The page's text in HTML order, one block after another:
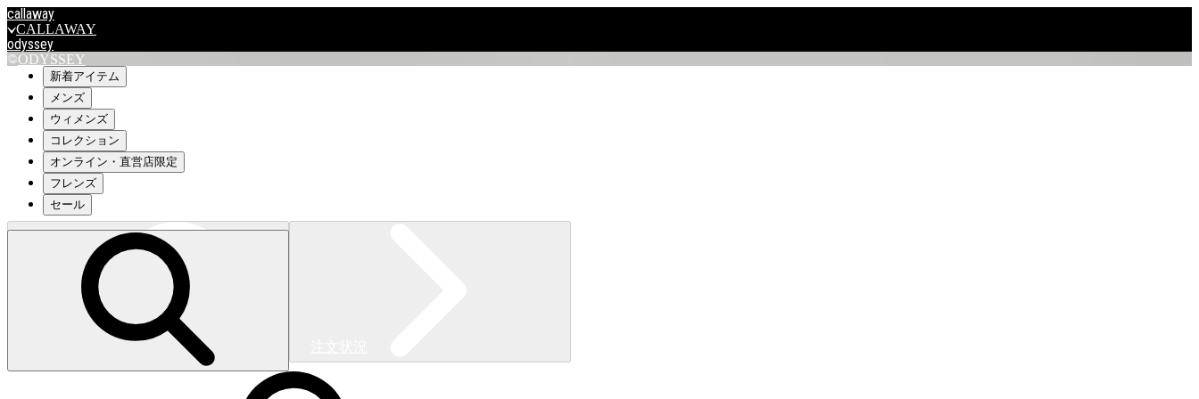
callaway
CALLAWAY
odyssey
ODYSSEY
travismathew
outlet
OUTLET
キャロウェイアパレルはこちら>>>
新着アイテム
メンズ
ウィメンズ
コレクション
オンライン・直営店限定
フレンズ
セール